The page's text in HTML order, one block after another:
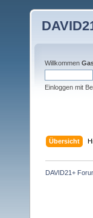
Willkommen
Einloggen mit
Übersicht
DAVID21+